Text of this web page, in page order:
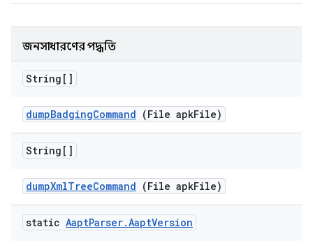
জনসাধারণের পদ্ধতি
String[]
dumpBadgingCommand (File apkFile)
String[]
dumpXmlTreeCommand (File apkFile)
static AaptParser.AaptVersion